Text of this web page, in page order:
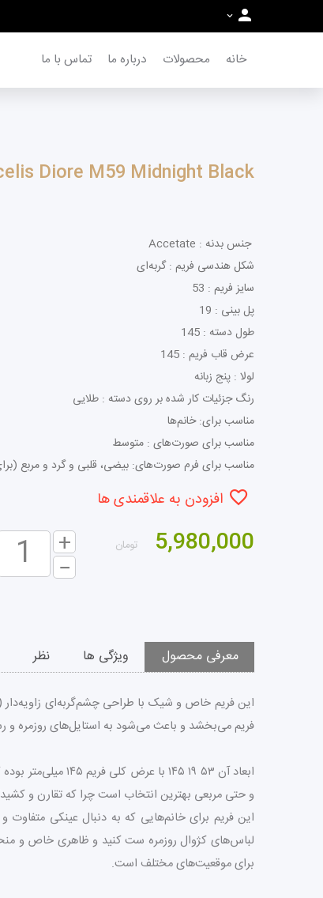
خانه محصولات درباره ما تماس با ما
Diore M59 Midnight Black
جنس بدنه : Accetate
شکل هندسی فریم : گربه‌ای
سایز فریم : 53
پل بینی : 19
طول دسته : 145
عرض قاب فریم : 145
لولا : پنج زبانه
رنگ جزئیات کار شده بر روی دسته : طلایی
مناسب برای: خانم‌ها
مناسب برای صورت‌های : متوسط
مناسب برای فرم صورت‌های: بیضی، قلبی و گرد و مربع
افزودن به علاقمندی ها
5,980,000 تومان
معرفی محصول ویژگی ها نظر
فریم می‌بخشد و باعث می‌شود به استایل‌های روزمره
ابعاد آن ۵۳ ۱۹
و حتی مربعی بهترین انتخاب است چرا که تقارن و
این فریم برای خانم‌هایی که به دنبال عینکی
لباس‌های کژوال روزمره ست کنید و ظاهری خاص و
برای موقعیت‌های مختلف است.